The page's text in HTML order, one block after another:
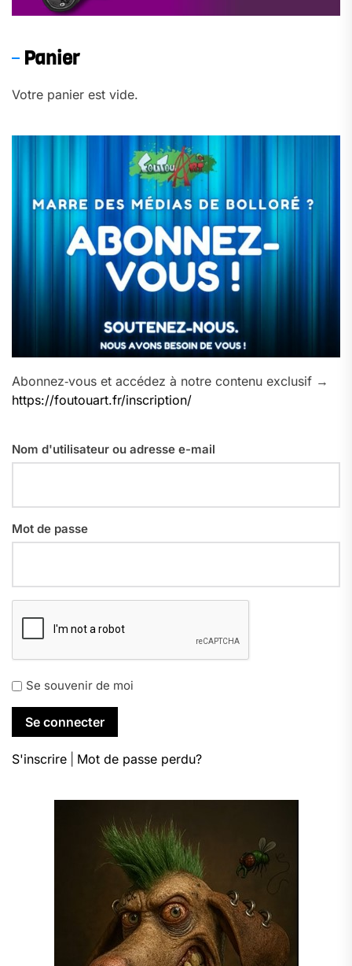
Panier
Votre panier est vide.
Abonnez‑vous et accédez à notre contenu exclusif →
https://foutouart.fr/inscription/
Nom d'utilisateur ou adresse e-mail
Mot de passe
Se souvenir de moi
S'inscrire Mot de passe perdu?